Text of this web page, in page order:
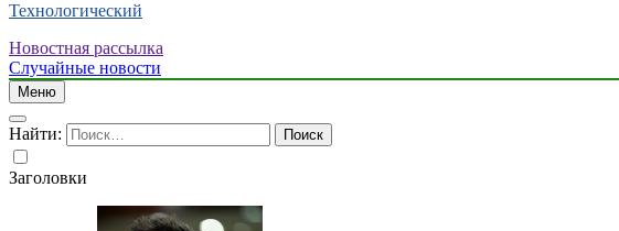
Технологический
Новостная рассылка
Случайные новости
Меню
Найти:
Заголовки